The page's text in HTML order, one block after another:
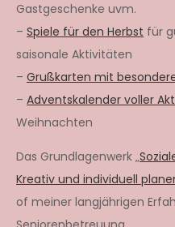
Gastgeschenke uvm.
– Spiele für den Herbst für
saisonale Aktivitäten
– Grußkarten mit
– Adventskalender voller
Weihnachten
Das Grundlagenwerk „
Kreativ und individuell
of meiner langjährigen